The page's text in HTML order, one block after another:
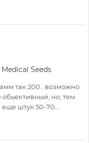
Medical Seeds
так 200.. возможно
обьективный, но, тем
штук 50-70...